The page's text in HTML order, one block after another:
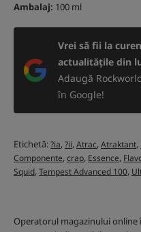
Ambalaj: 100 ml
Vrei să fii la
actualitățile din
Adaugă
în Google!
Etichetă:?ia,?ii,Atrac,Atraktant,
Componente,crap, Essence,
Squid,Tempest Advanced 100,
Operatorul magazinului online